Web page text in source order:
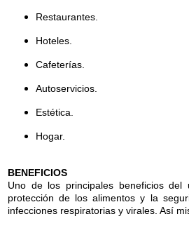
Restaurantes.
Hoteles.
Cafeterías.
Autoservicios.
Estética.
Hogar.
BENEFICIOS
Uno de los principales beneficios
protección de los alimentos y la
infecciones respiratorias y virales. Así